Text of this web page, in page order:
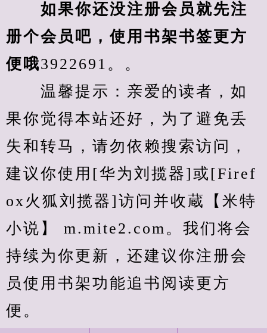
如果你还没注册会员就先注
册个会员吧，使用书架书签更方
便哦3922691。。
温馨提示：亲爱的读者，如
果你觉得本站还好，为了避免丢
失和转马，请勿依赖搜索访问，
建议你使用[华为刘揽器]或[Firef
ox火狐刘揽器]访问并收蔵【米特
小说】 m.mite2.com。我们将会
持续为你更新，还建议你注册会
员使用书架功能追书阅读更方
便。